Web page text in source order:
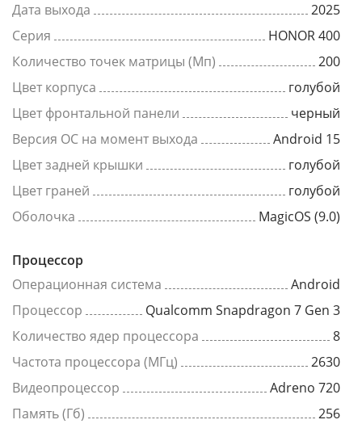
Дата выхода
2025
Серия
HONOR 400
Количество точек матрицы (Мп)
200
Цвет корпуса
голубой
Цвет фронтальной панели
черный
Версия ОС на момент выхода
Android 15
Цвет задней крышки
голубой
Цвет граней
голубой
Оболочка
MagicOS (9.0)
Процессор
Операционная система
Android
Процессор
Qualcomm Snapdragon 7 Gen 3
Количество ядер процессора
8
Частота процессора (МГц)
2630
Видеопроцессор
Adreno 720
Память (Гб)
256